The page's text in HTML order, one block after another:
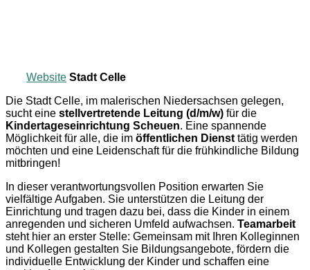
Website Stadt Celle
Die Stadt Celle, im malerischen Niedersachsen gelegen,
sucht eine stellvertretende Leitung (d/m/w) für die
Kindertageseinrichtung Scheuen. Eine spannende
Möglichkeit für alle, die im öffentlichen Dienst tätig werden
möchten und eine Leidenschaft für die frühkindliche Bildung
mitbringen!
In dieser verantwortungsvollen Position erwarten Sie
vielfältige Aufgaben. Sie unterstützen die Leitung der
Einrichtung und tragen dazu bei, dass die Kinder in einem
anregenden und sicheren Umfeld aufwachsen. Teamarbeit
steht hier an erster Stelle: Gemeinsam mit Ihren Kolleginnen
und Kollegen gestalten Sie Bildungsangebote, fördern die
individuelle Entwicklung der Kinder und schaffen eine